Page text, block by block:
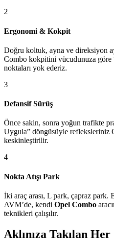
2
Ergonomi & Kokpit
Doğru koltuk, ayna ve direksiyon
Combo kokpitini vücudunuza göre
noktaları yok ederiz.
3
Defansif Sürüş
Önce sakin, sonra yoğun trafikte
Uygula” döngüsüyle refleksleriniz
keskinleştirilir.
4
Nokta Atışı Park
İki araç arası, L park, çapraz park.
AVM’de, kendi Opel Combo
teknikleri çalışılır.
Aklınıza Takılan Her